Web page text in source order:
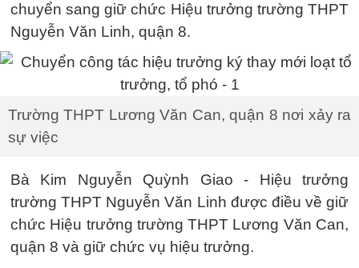
chuyển sang giữ chức Hiệu trưởng trường THPT
Nguyễn Văn Linh, quận 8.
Trường THPT Lương Văn Can, quận 8 nơi xảy ra
sự việc
Bà Kim Nguyễn Quỳnh Giao - Hiệu trưởng
trường THPT Nguyễn Văn Linh được điều về giữ
chức Hiệu trưởng trường THPT Lương Văn Can,
quận 8 và giữ chức vụ hiệu trưởng.